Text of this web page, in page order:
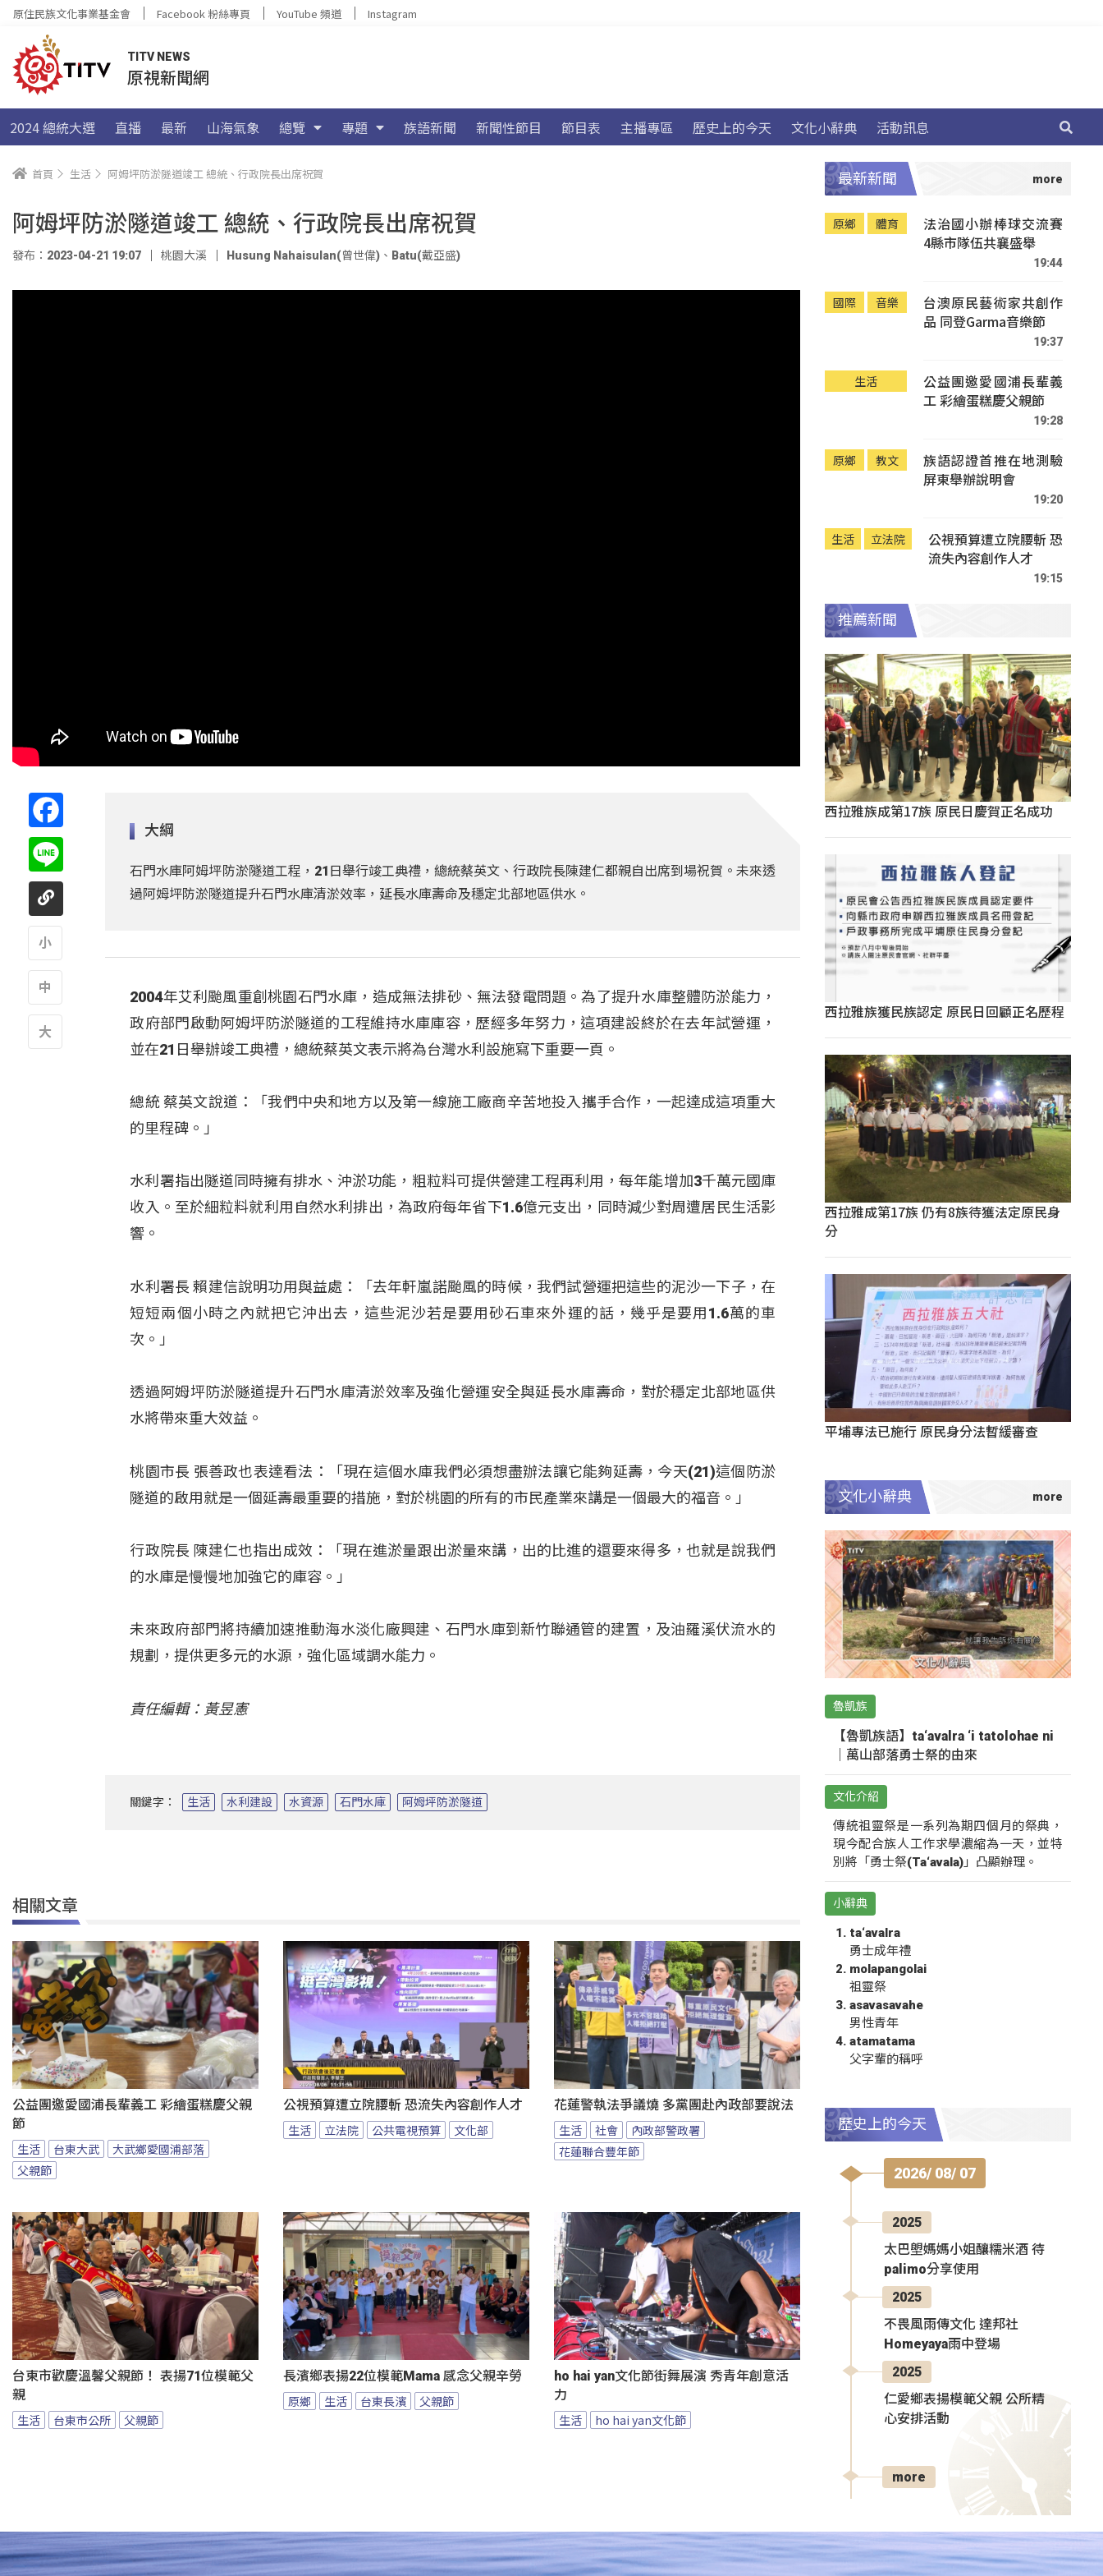
原住民族文化事業基金會 Facebook 粉絲專頁 YouTube 頻道 Instagram
TITV NEWS
原視新聞網
2024 總統大選 直播 最新 山海氣象 總覽 專題 族語新聞 新聞性節目 節目表 主播專區 歷史上的今天 文化小辭典 活動訊息
首頁 生活 阿姆坪防淤隧道竣工 總統、行政院長出席祝賀
阿姆坪防淤隧道竣工 總統、行政院長出席祝賀
發布：2023-04-21 19:07 桃園大溪 Husung Nahaisulan(曾世偉) 、 Batu(戴亞盛)
大綱
石門水庫阿姆坪防淤隧道工程，21日舉行竣工典禮，總統蔡英文、行政院長陳建仁都親自出席到場祝賀。未來透
過阿姆坪防淤隧道提升石門水庫清淤效率，延長水庫壽命及穩定北部地區供水。
2004年艾利颱風重創桃園石門水庫，造成無法排砂、無法發電問題。為了提升水庫整體防淤能力，
政府部門啟動阿姆坪防淤隧道的工程維持水庫庫容，歷經多年努力，這項建設終於在去年試營運，
並在21日舉辦竣工典禮，總統蔡英文表示將為台灣水利設施寫下重要一頁。
總統 蔡英文說道：「我們中央和地方以及第一線施工廠商辛苦地投入攜手合作，一起達成這項重大
的里程碑。」
水利署指出隧道同時擁有排水、沖淤功能，粗粒料可提供營建工程再利用，每年能增加3千萬元國庫
收入。至於細粒料就利用自然水利排出，為政府每年省下1.6億元支出，同時減少對周遭居民生活影
響。
水利署長 賴建信說明功用與益處：「去年軒嵐諾颱風的時候，我們試營運把這些的泥沙一下子，在
短短兩個小時之內就把它沖出去，這些泥沙若是要用砂石車來外運的話，幾乎是要用1.6萬的車
次。」
透過阿姆坪防淤隧道提升石門水庫清淤效率及強化營運安全與延長水庫壽命，對於穩定北部地區供
水將帶來重大效益。
桃園市長 張善政也表達看法：「現在這個水庫我們必須想盡辦法讓它能夠延壽，今天(21)這個防淤
隧道的啟用就是一個延壽最重要的措施，對於桃園的所有的市民產業來講是一個最大的福音。」
行政院長 陳建仁也指出成效：「現在進淤量跟出淤量來講，出的比進的還要來得多，也就是說我們
的水庫是慢慢地加強它的庫容。」
未來政府部門將持續加速推動海水淡化廠興建、石門水庫到新竹聯通管的建置，及油羅溪伏流水的
規劃，提供更多元的水源，強化區域調水能力。
責任編輯：黃昱憲
關鍵字： 生活 水利建設 水資源 石門水庫 阿姆坪防淤隧道
相關文章
公益團邀愛國浦長輩義工 彩繪蛋糕慶父親
節
生活 台東大武
大武鄉愛國浦部落
父親節
公視預算遭立院腰斬 恐流失內容創作人才
生活 立法院 公共電視預算 文化部
花蓮警執法爭議燒 多黨團赴內政部要說法
生活 社會
內政部警政署
花蓮聯合豐年節
台東市歡慶溫馨父親節！ 表揚71位模範父
親
生活 台東市公所 父親節
長濱鄉表揚22位模範Mama 感念父親辛勞
原鄉 生活 台東長濱 父親節
ho hai yan文化節街舞展演 秀青年創意活
力
生活 ho hai yan文化節
最新新聞
原鄉 體育
法治國小辦棒球交流賽
4縣市隊伍共襄盛舉
19:44
國際 音樂
台澳原民藝術家共創作
品 同登Garma音樂節
19:37
生活
公益團邀愛國浦長輩義
工 彩繪蛋糕慶父親節
19:28
原鄉 教文
族語認證首推在地測驗
屏東舉辦說明會
19:20
生活 立法院
公視預算遭立院腰斬 恐
流失內容創作人才
19:15
推薦新聞
西拉雅族成第17族 原民日慶賀正名成功
西拉雅族獲民族認定 原民日回顧正名歷程
西拉雅成第17族 仍有8族待獲法定原民身
分
平埔專法已施行 原民身分法暫緩審查
文化小辭典
魯凱族
【魯凱族語】ta‘avalra ‘i tatolohae ni
｜萬山部落勇士祭的由來
文化介紹
傳統祖靈祭是一系列為期四個月的祭典，
現今配合族人工作求學濃縮為一天，並特
別將「勇士祭(Ta‘avala)」凸顯辦理。
小辭典
ta‘avalra
勇士成年禮
molapangolai
祖靈祭
asavasavahe
男性青年
atamatama
父字輩的稱呼
歷史上的今天
2026/ 08/ 07
2025
太巴塱媽媽小姐釀糯米酒 待
palimo分享使用
2025
不畏風雨傳文化 達邦社
Homeyaya雨中登場
2025
仁愛鄉表揚模範父親 公所精
心安排活動
more